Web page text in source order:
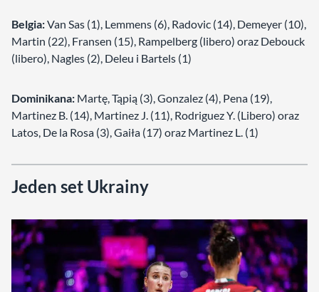
Belgia:Van Sas (1), Lemmens (6), Radovic (14), Demeyer (10),
Martin (22), Fransen (15), Rampelberg (libero) oraz Debouck
(libero), Nagles (2), Deleu i Bartels (1)
Dominikana: Martę, Tąpią (3), Gonzalez (4), Pena (19),
Martinez B. (14), Martinez J. (11), Rodriguez Y. (Libero) oraz
Latos, De la Rosa (3), Gaiła (17) oraz Martinez L. (1)
Jeden set Ukrainy